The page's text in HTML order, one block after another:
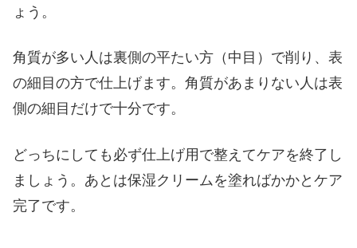
ょう。
角質が多い人は裏側の平たい方（中目）で削り、表
の細目の方で仕上げます。角質があまりない人は表
側の細目だけで十分です。
どっちにしても必ず仕上げ用で整えてケアを終了し
ましょう。あとは保湿クリームを塗ればかかとケア
完了です。